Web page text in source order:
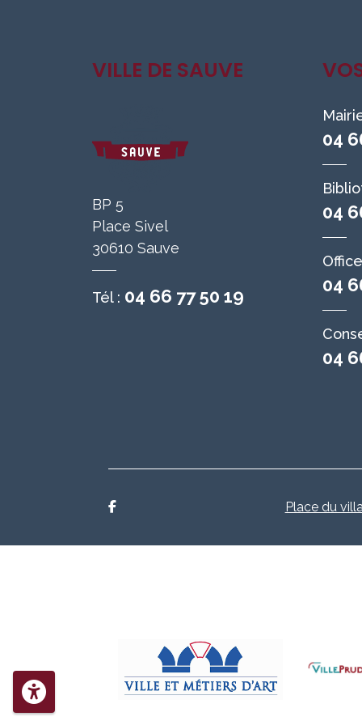
VILLE DE SAUVE
BP 5
Place Sivel
30610 Sauve
Tél : 04 66 77 50 19
04
04
04
04
Place du